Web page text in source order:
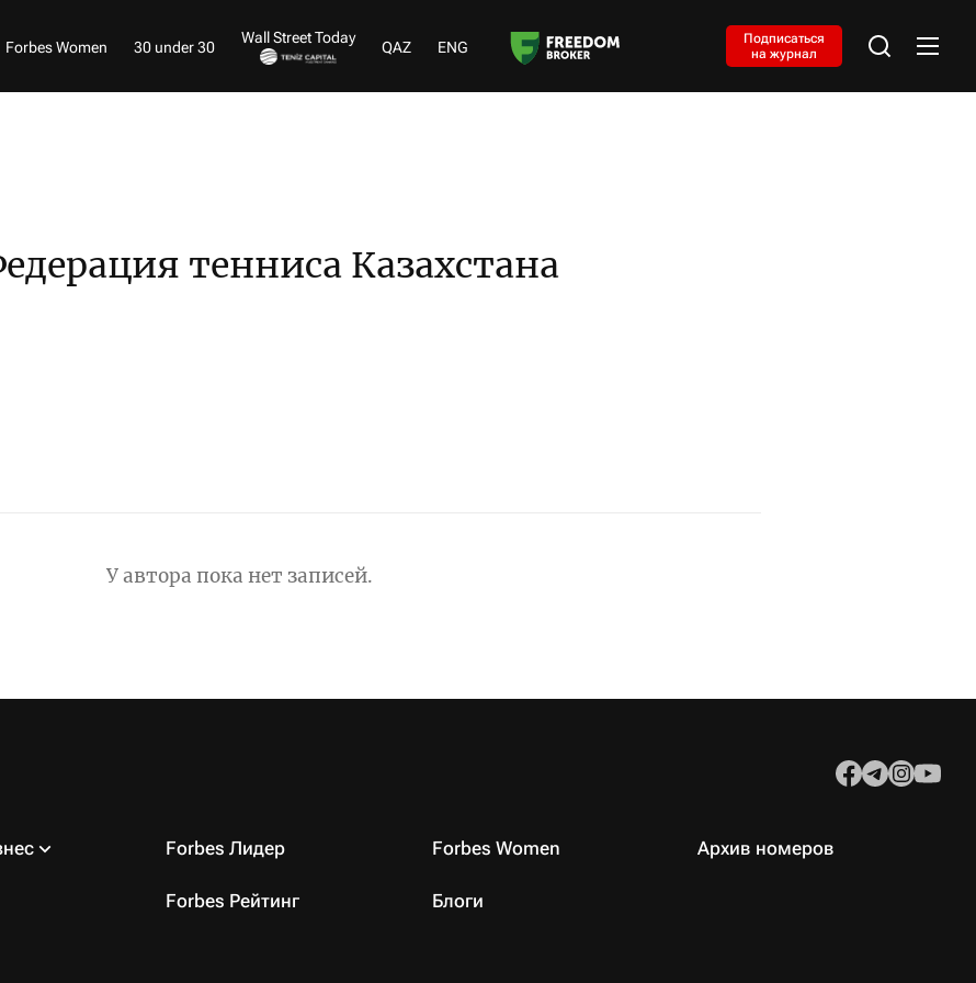
Forbes Women 30 under 30
Wall Street Today
QAZ ENG
Подписаться
на журнал
тенниса Казахстана
У автора пока нет записей.
Forbes Лидер
Forbes Рейтинг
Forbes Women
Блоги
Архив номеров